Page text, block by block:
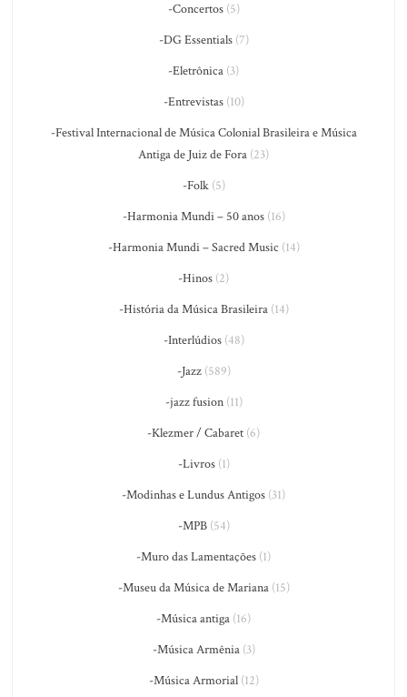
-Concertos(5)
-DG Essentials(7)
-Eletrônica (3)
-Entrevistas(10)
-Festival Internacional de Música Colonial Brasileira e Música
Antiga de Juiz de Fora (23)
-Folk(5)
-Harmonia Mundi – 50 anos(16)
-Harmonia Mundi – Sacred Music (14)
-Hinos (2)
-História da Música Brasileira(14)
-Interlúdios(48)
-Jazz(589)
-jazz fusion(11)
-Klezmer / Cabaret (6)
-Livros(1)
-Modinhas e Lundus Antigos (31)
-MPB(54)
-Muro das Lamentações (1)
-Museu da Música de Mariana(15)
-Música antiga (16)
-Música Armênia(3)
-Música Armorial(12)